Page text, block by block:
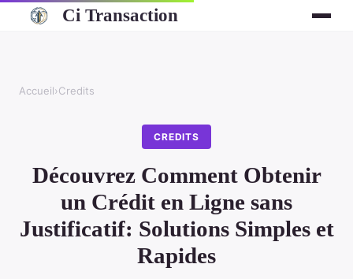
Ci Transaction
Accueil›Credits
CREDITS
Découvrez Comment Obtenir
un Crédit en Ligne sans
Justificatif: Solutions Simples et
Rapides